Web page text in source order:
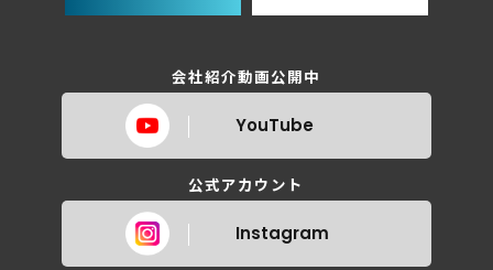
会社紹介動画公開中
YouTube
公式アカウント
Instagram